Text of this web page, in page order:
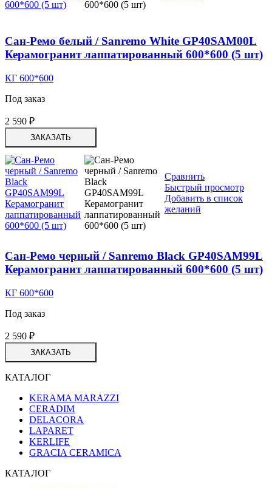
Сан-Ремо белый / Sanremo White GP40SAM00L
Керамогранит лаппатированный 600*600 (5 шт)
КГ 600*600
Под заказ
2 590 ₽
ЗАКАЗАТЬ
Сравнить
Быстрый просмотр
Добавить в список
желаний
Сан-Ремо черный / Sanremo Black GP40SAM99L
Керамогранит лаппатированный 600*600 (5 шт)
КГ 600*600
Под заказ
2 590 ₽
ЗАКАЗАТЬ
КАТАЛОГ
KERAMA MARAZZI
CERADIM
DELACORA
LAPARET
KERLIFE
GRACIA CERAMICA
КАТАЛОГ